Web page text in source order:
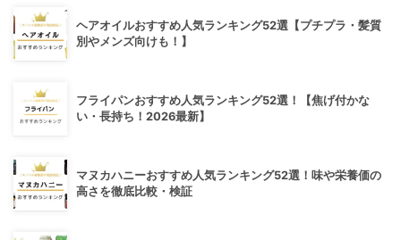
ヘアオイルおすすめ人気ランキング52選【プチプラ・髪質
別やメンズ向けも！】
フライパンおすすめ人気ランキング52選！【焦げ付かな
い・長持ち！2026最新】
マヌカハニーおすすめ人気ランキング52選！味や栄養価の
高さを徹底比較・検証